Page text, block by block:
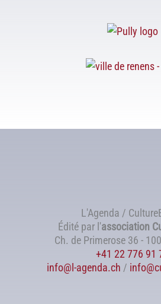
L'Agenda /
Édité par l'association
Ch. de Primerose 36 -
+41 22 776 91
info@l-agenda.ch /